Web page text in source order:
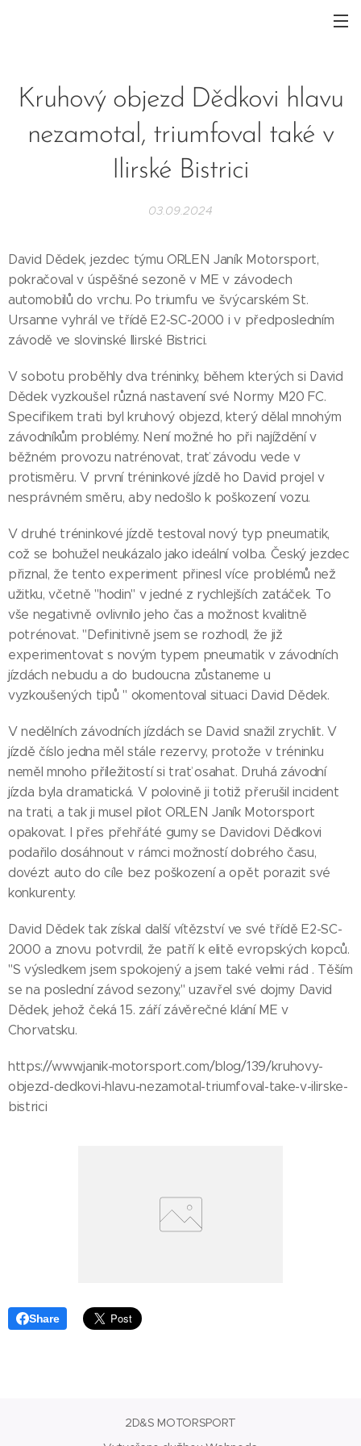
Kruhový objezd Dědkovi hlavu
nezamotal, triumfoval také v
Ilirské Bistrici
03.09.2024
David Dědek, jezdec týmu ORLEN Janík Motorsport,
pokračoval v úspěšné sezoně v ME v závodech
automobilů do vrchu. Po triumfu ve švýcarském St.
Ursanne vyhrál ve třídě E2-SC-2000 i v předposledním
závodě ve slovinské Ilirské Bistrici.
V sobotu proběhly dva tréninky, během kterých si David
Dědek vyzkoušel různá nastavení své Normy M20 FC.
Specifikem trati byl kruhový objezd, který dělal mnohým
závodníkům problémy. Není možné ho při najíždění v
běžném provozu natrénovat, trať závodu vede v
protisměru. V první tréninkové jízdě ho David projel v
nesprávném směru, aby nedošlo k poškození vozu.
V druhé tréninkové jízdě testoval nový typ pneumatik,
což se bohužel neukázalo jako ideální volba. Český jezdec
přiznal, že tento experiment přinesl více problémů než
užitku, včetně "hodin" v jedné z rychlejších zatáček. To
vše negativně ovlivnilo jeho čas a možnost kvalitně
potrénovat. "Definitivně jsem se rozhodl, že již
experimentovat s novým typem pneumatik v závodních
jízdách nebudu a do budoucna zůstaneme u
vyzkoušených tipů " okomentoval situaci David Dědek.
V nedělních závodních jízdách se David snažil zrychlit. V
jízdě číslo jedna měl stále rezervy, protože v tréninku
neměl mnoho příležitostí si trať osahat. Druhá závodní
jízda byla dramatická. V polovině ji totiž přerušil incident
na trati, a tak ji musel pilot ORLEN Janík Motorsport
opakovat. I přes přehřáté gumy se Davidovi Dědkovi
podařilo dosáhnout v rámci možností dobrého času,
dovézt auto do cíle bez poškození a opět porazit své
konkurenty.
David Dědek tak získal další vítězství ve své třídě E2-SC-
2000 a znovu potvrdil, že patří k elitě evropských kopců.
"S výsledkem jsem spokojený a jsem také velmi rád . Těším
se na poslední závod sezony," uzavřel své dojmy David
Dědek, jehož čeká 15. září závěrečné klání ME v
Chorvatsku.
https://www.janik-motorsport.com/blog/139/kruhovy-
objezd-dedkovi-hlavu-nezamotal-triumfoval-take-v-ilirske-
bistrici
Share
2D&S MOTORSPORT